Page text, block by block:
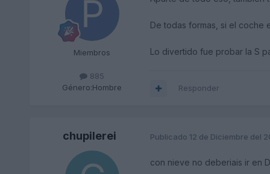
Miembros
885
Género:Hombre
De todas formas, si el coche
Lo divertido fue probar la S
Responder
chupilerei Publicado 12 de Diciembre del
con nieve no deberiais ir en